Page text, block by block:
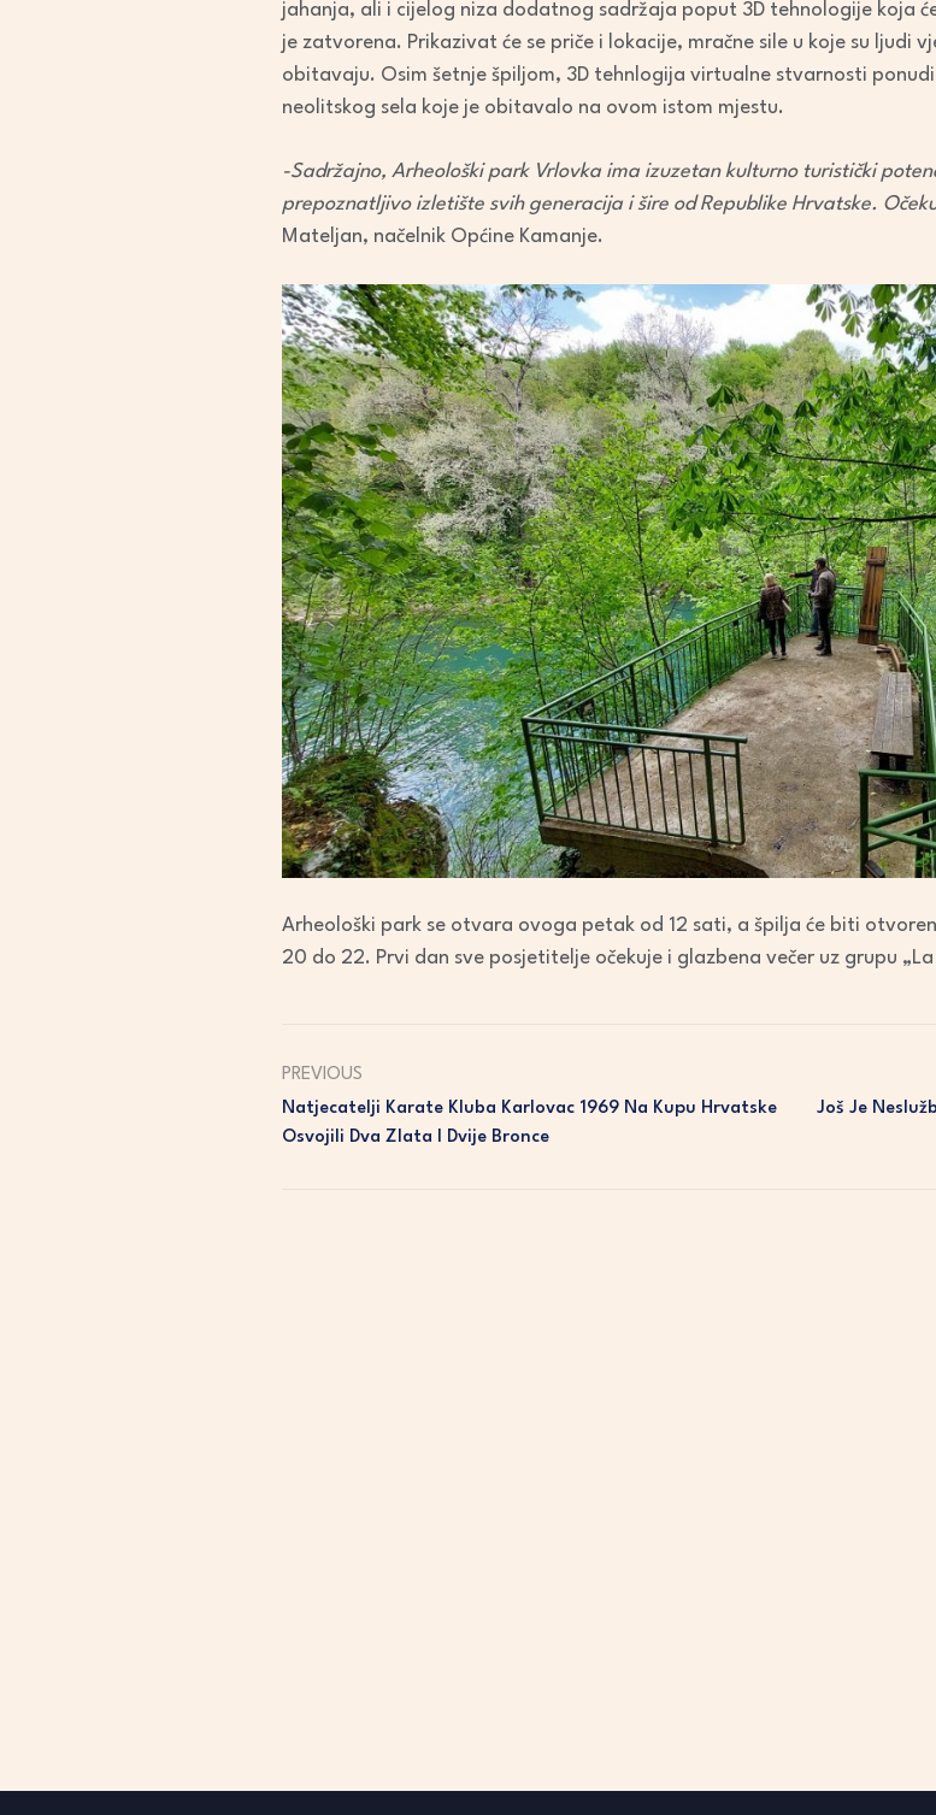
jahanja, ali i cijelog niza dodatnog sadržaja poput 3D tehnologije koja
je zatvorena. Prikazivat će se priče i lokacije, mračne sile u koje su ljudi
obitavaju. Osim šetnje špiljom, 3D tehnlogija virtualne stvarnosti
neolitskog sela koje je obitavalo na ovom istom mjestu.
-Sadržajno, Arheološki park Vrlovka ima izuzetan kulturno turistički
prepoznatljivo izletište svih generacija i šire od Republike Hrvatske.
Mateljan, načelnik Općine Kamanje.
Arheološki park se otvara ovoga petak od 12 sati, a špilja će biti
20 do 22. Prvi dan sve posjetitelje očekuje i glazbena večer uz grupu „La
PREVIOUS
Natjecatelji Karate Kluba Karlovac 1969 Na Kupu Hrvatske
Osvojili Dva Zlata I Dvije Bronce
Još Je